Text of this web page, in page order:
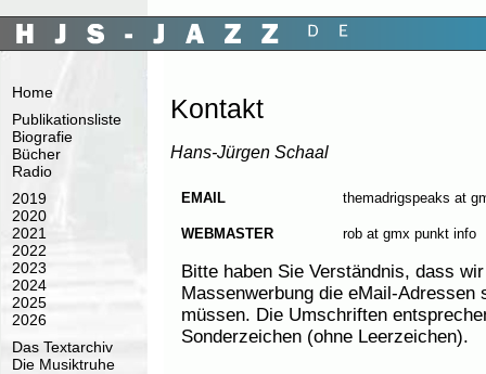
Home
Publikationsliste
Biografie
Bücher
Radio
2019
2020
2021
2022
2023
2024
2025
2026
Das Textarchiv
Die Musiktruhe
Kontakt
Hans-Jürgen Schaal
EMAIL themadrigspeaks at
WEBMASTER rob at gmx punkt info
Bitte haben Sie Verständnis, dass
Massenwerbung die eMail-Adressen
müssen. Die Umschriften
Sonderzeichen (ohne Leerzeichen).